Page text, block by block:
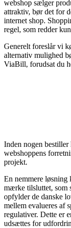
webshop sælger
attraktiv, bør det for
internet shop.
regel, som redder
Generelt foreslår vi
alternativ mulighed
ViaBill, forudsat du
Inden nogen
webshoppens
projekt.
En nemmere løsning
mærke tilsluttet, som
opfylder de danske
mellem evalueres af
regulativer. Dette er
udsættes for